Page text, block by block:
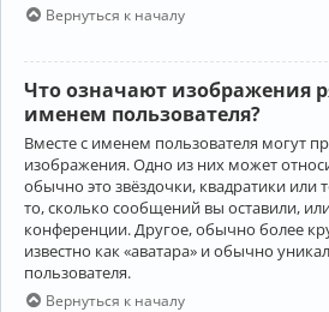
Вернуться к началу
Что означают изображения
именем пользователя?
Вместе с именем пользователя могут
изображения. Одно из них может
обычно это звёздочки, квадратики
то, сколько сообщений вы оставили,
конференции. Другое, обычно более
известно как «аватара» и обычно
пользователя.
Вернуться к началу